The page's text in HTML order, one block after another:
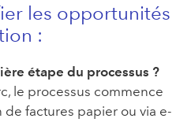
les opportunités
:
étape du processus ?
le processus commence
factures papier ou via e-